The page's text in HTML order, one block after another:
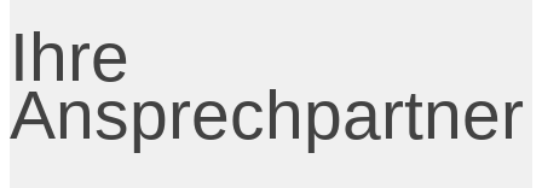
Ihre
Ansprechpartner